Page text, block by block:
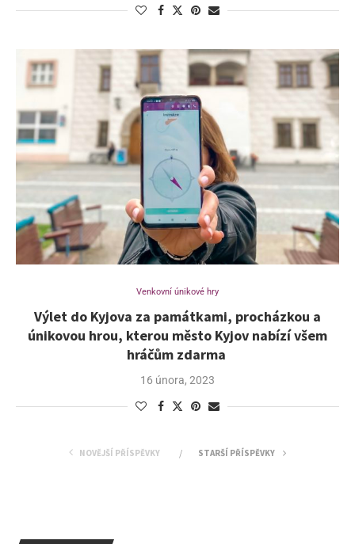
Venkovní únikové hry
Výlet do Kyjova za památkami, procházkou a
únikovou hrou, kterou město Kyjov nabízí všem
hráčům zdarma
16 února, 2023
NOVĚJŠÍ PŘÍSPĚVKY STARŠÍ PŘÍSPĚVKY